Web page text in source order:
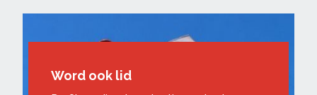
Word ook lid